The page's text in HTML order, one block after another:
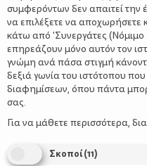
5 πολύ συνηθισμένα
και απειλούν την
συμφερόντων δεν απαιτεί την
να επιλέξετε να αποχωρήσετε
κάτω από 'Συνεργάτες (Νόμιμο
επηρεάζουν μόνο αυτόν τον
γνώμη ανά πάσα στιγμή
δεξιά γωνία του ιστότοπου
διαφημίσεων, όπου πάντα
σας.
Για να μάθετε περισσότερα,
Σκοποί(11)